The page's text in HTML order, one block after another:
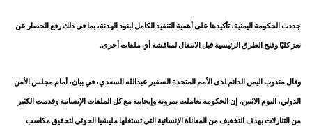
جددت الحكومة اليمنية، تأكيدها على أهمية التنفيذ الكامل لبنود الهدنة، بما في ذلك رفع الحصار عن
تعز كليًا وفتح الطرق الرئيسية قبل الانتقال لمناقشة أي ملفات أخرى.
وقال مندوب اليمن الدائم لدى الأمم المتحدة السفير عبدالله السعدي، في بيان، أمام مجلس الأمن
الدولي، اليوم الاثنين، إن الحكومة تعاملت بمرونة وإيجابية مع كل الملفات الإنسانية وقدمت الكثير
من التنازلات بهدف التخفيف من المعاناة الإنسانية التي تستغلها مليشيا الحوثي لتحقيق مكاسب